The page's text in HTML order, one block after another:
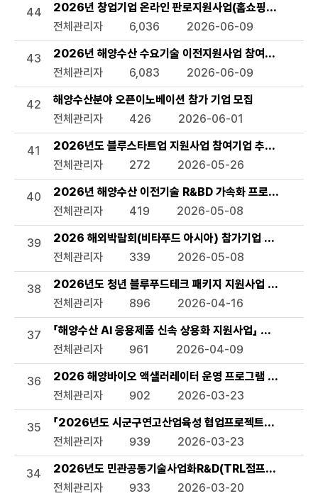
44
2026년 창업기업 온라인 판로지원사업(홈쇼핑 방송지원)
전체관리자
6,036 2026-06-09
43
2026년 해양수산 수요기술 이전지원사업 참여기업 모집
전체관리자
6,083 2026-06-09
42
해양수산분야 오픈이노베이션 참가 기업 모집
전체관리자
426 2026-06-01
41
2026년도 블루스타트업 지원사업 참여기업 추가모집 공고
전체관리자
272 2026-05-26
40
2026년 해양수산 이전기술 R&BD 가속화 프로그램 모집
전체관리자
419 2026-05-08
39
2026 해외박람회(비타푸드 아시아) 참가기업 모집 공고
전체관리자
339 2026-05-08
38
2026년도 청년 블루푸드테크 패키지 지원사업 모집공고
전체관리자
896 2026-04-16
37
「해양수산 AI 응용제품 신속 상용화 지원사업」 선정 계획
전체관리자
961 2026-04-09
36
2026 해양바이오 액샐러레이터 운영 프로그램 참여기업
전체관리자
902 2026-03-23
35
「2026년도 시군구연고산업육성 협업프로젝트」서천군
전체관리자
939 2026-03-23
34
2026년도 민관공동기술사업화R&D(TRL점프업) 상반기
전체관리자
933 2026-03-20